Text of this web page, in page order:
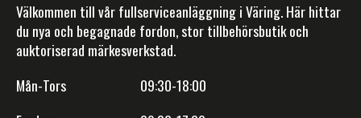
Välkommen till vår fullserviceanläggning i Väring. Här hittar
du nya och begagnade fordon, stor tillbehörsbutik och
auktoriserad märkesverkstad.
Mån-Tors 09:30-18:00